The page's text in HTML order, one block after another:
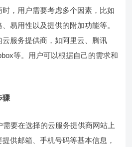
，用户需要考虑多个因素，比如
易用性以及提供的附加功能等。
服务提供商，如阿里云、腾讯
等。用户可以根据自己的需求和
骤
要在选择的云服务提供商网站上
供邮箱、手机号码等基本信息，